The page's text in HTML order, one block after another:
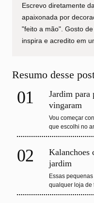
Escrevo diretamente
apaixonada por
"feito a mão". Gosto
inspira e acredito em
Resumo desse
01
Jardim para
vingaram
Vou começar
que escolhi no
02
Kalanchoes
jardim
Essas
qualquer loja de